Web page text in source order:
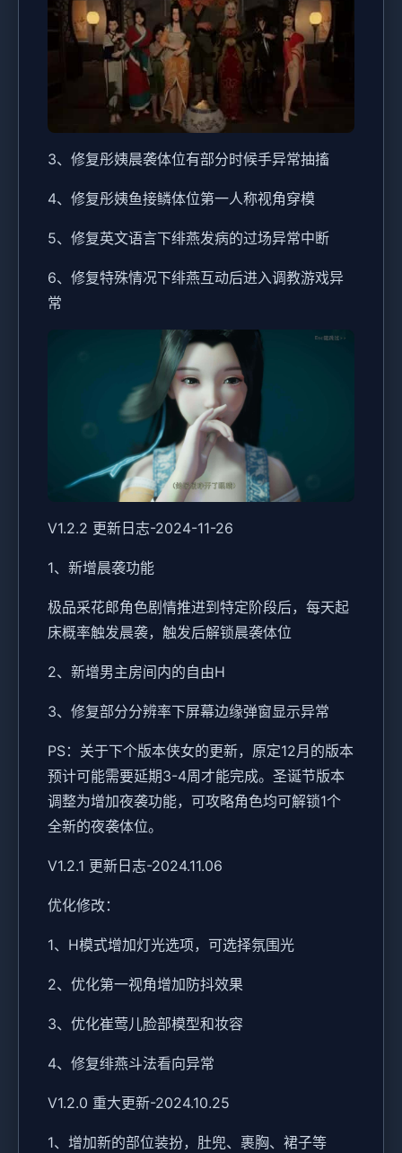
3、修复彤姨晨袭体位有部分时候手异常抽搐
4、修复彤姨鱼接鳞体位第一人称视角穿模
5、修复英文语言下绯燕发病的过场异常中断
6、修复特殊情况下绯燕互动后进入调教游戏异
常
V1.2.2 更新日志-2024-11-26
1、新增晨袭功能
极品采花郎角色剧情推进到特定阶段后，每天起
床概率触发晨袭，触发后解锁晨袭体位
2、新增男主房间内的自由H
3、修复部分分辨率下屏幕边缘弹窗显示异常
PS：关于下个版本侠女的更新，原定12月的版本
预计可能需要延期3-4周才能完成。圣诞节版本
调整为增加夜袭功能，可攻略角色均可解锁1个
全新的夜袭体位。
V1.2.1 更新日志-2024.11.06
优化修改：
1、H模式增加灯光选项，可选择氛围光
2、优化第一视角增加防抖效果
3、优化崔莺儿脸部模型和妆容
4、修复绯燕斗法看向异常
V1.2.0 重大更新-2024.10.25
1、增加新的部位装扮，肚兜、裹胸、裙子等